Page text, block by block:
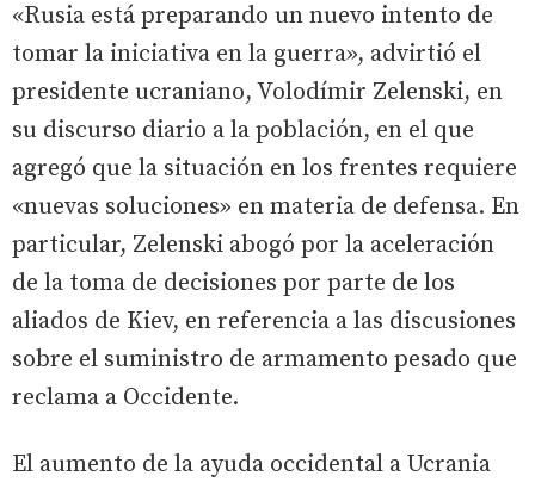
«Rusia está preparando un nuevo intento de
tomar la iniciativa en la guerra», advirtió el
presidente ucraniano, Volodímir Zelenski, en
su discurso diario a la población, en el que
agregó que la situación en los frentes requiere
«nuevas soluciones» en materia de defensa. En
particular, Zelenski abogó por la aceleración
de la toma de decisiones por parte de los
aliados de Kiev, en referencia a las discusiones
sobre el suministro de armamento pesado que
reclama a Occidente.
El aumento de la ayuda occidental a Ucrania